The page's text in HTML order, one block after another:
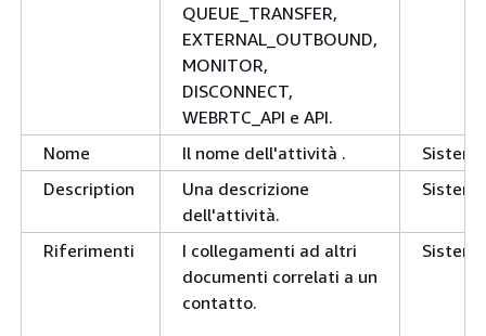
QUEUE_TRANSFER,
EXTERNAL_OUTBOUND,
MONITOR,
DISCONNECT,
WEBRTC_API e API.
Nome Il nome dell'attività .
Sistema
Description
Una descrizione
dell'attività.
Sistema
Riferimenti
I collegamenti ad altri
documenti correlati a un
contatto.
Sistema